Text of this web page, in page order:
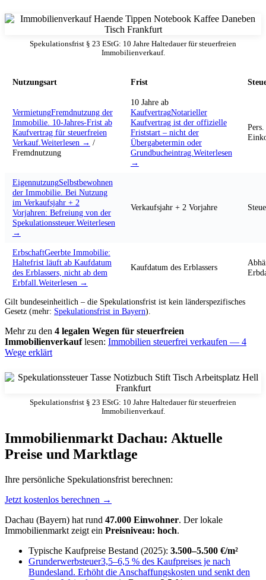
Spekulationsfrist § 23 EStG: 10 Jahre Haltedauer für steuerfreien
Immobilienverkauf.
Nutzungsart Frist
VermietungFremdnutzung der
Immobilie. 10-Jahres-Frist ab
Kaufvertrag für steuerfreien
Verkauf.Weiterlesen → /
Fremdnutzung
10 Jahre ab
KaufvertragNotarieller
Kaufvertrag ist der offizielle
Friststart – nicht der
Übergabetermin oder
Grundbucheintrag.Weiterlesen
→
Pers.
EigennutzungSelbstbewohnen
der Immobilie. Bei Nutzung
im Verkaufsjahr + 2
Vorjahren: Befreiung von der
Spekulationssteuer.Weiterlesen
→
Verkaufsjahr + 2 Vorjahre
ErbschaftGeerbte Immobilie:
Haltefrist läuft ab Kaufdatum
des Erblassers, nicht ab dem
Erbfall.Weiterlesen →
Kaufdatum des Erblassers
Gilt bundeseinheitlich – die Spekulationsfrist ist kein länderspezifisches
Gesetz (mehr: Spekulationsfrist in Bayern).
Mehr zu den 4 legalen Wegen für steuerfreien
Immobilienverkauflesen: Immobilien steuerfrei verkaufen — 4
Wege erklärt
Spekulationsfrist § 23 EStG: 10 Jahre Haltedauer für steuerfreien
Immobilienverkauf.
Immobilienmarkt Dachau: Aktuelle
Preise und Marktlage
Ihre persönliche Spekulationsfrist berechnen:
Jetzt kostenlos berechnen →
Dachau (Bayern) hat rund 47.000 Einwohner. Der lokale
Immobilienmarkt zeigt ein Preisniveau: hoch.
Typische Kaufpreise Bestand (2025): 3.500–5.500 €/m²
Grunderwerbsteuer3,5–6,5 % des Kaufpreises je nach
Bundesland. Erhöht die Anschaffungskosten und senkt den